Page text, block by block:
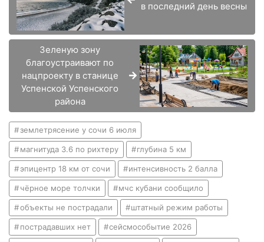
в последний день весны
Зеленую зону
благоустраивают по
нацпроекту в станице
Успенской Успенского
района
землетрясение у сочи 6 июля
магнитуда 3.6 по рихтеру глубина 5 км
эпицентр 18 км от сочи интенсивность 2 балла
чёрное море толчки мчс кубани сообщило
объекты не пострадали штатный режим работы
пострадавших нет сейсмособытие 2026